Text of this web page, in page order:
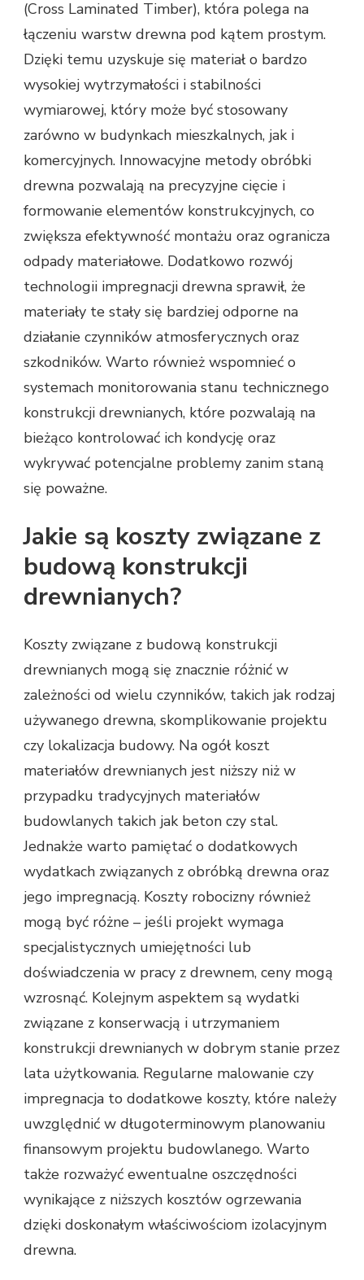
(Cross Laminated Timber), która polega na
łączeniu warstw drewna pod kątem prostym.
Dzięki temu uzyskuje się materiał o bardzo
wysokiej wytrzymałości i stabilności
wymiarowej, który może być stosowany
zarówno w budynkach mieszkalnych, jak i
komercyjnych. Innowacyjne metody obróbki
drewna pozwalają na precyzyjne cięcie i
formowanie elementów konstrukcyjnych, co
zwiększa efektywność montażu oraz ogranicza
odpady materiałowe. Dodatkowo rozwój
technologii impregnacji drewna sprawił, że
materiały te stały się bardziej odporne na
działanie czynników atmosferycznych oraz
szkodników. Warto również wspomnieć o
systemach monitorowania stanu technicznego
konstrukcji drewnianych, które pozwalają na
bieżąco kontrolować ich kondycję oraz
wykrywać potencjalne problemy zanim staną
się poważne.
Jakie są koszty związane z
budową konstrukcji
drewnianych?
Koszty związane z budową konstrukcji
drewnianych mogą się znacznie różnić w
zależności od wielu czynników, takich jak rodzaj
używanego drewna, skomplikowanie projektu
czy lokalizacja budowy. Na ogół koszt
materiałów drewnianych jest niższy niż w
przypadku tradycyjnych materiałów
budowlanych takich jak beton czy stal.
Jednakże warto pamiętać o dodatkowych
wydatkach związanych z obróbką drewna oraz
jego impregnacją. Koszty robocizny również
mogą być różne – jeśli projekt wymaga
specjalistycznych umiejętności lub
doświadczenia w pracy z drewnem, ceny mogą
wzrosnąć. Kolejnym aspektem są wydatki
związane z konserwacją i utrzymaniem
konstrukcji drewnianych w dobrym stanie przez
lata użytkowania. Regularne malowanie czy
impregnacja to dodatkowe koszty, które należy
uwzględnić w długoterminowym planowaniu
finansowym projektu budowlanego. Warto
także rozważyć ewentualne oszczędności
wynikające z niższych kosztów ogrzewania
dzięki doskonałym właściwościom izolacyjnym
drewna.